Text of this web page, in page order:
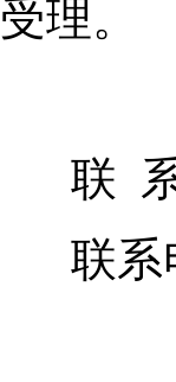
受理。
联 系
联系